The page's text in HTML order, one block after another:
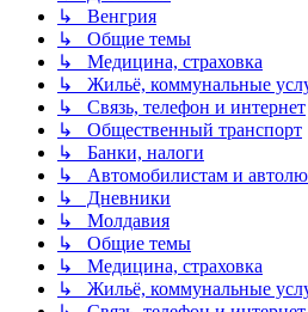
↳ Венгрия
↳ Общие темы
↳ Медицина, страховка
↳ Жильё, коммунальные
↳ Связь, телефон и интернет
↳ Общественный транспорт
↳ Банки, налоги
↳ Автомобилистам и
↳ Дневники
↳ Молдавия
↳ Общие темы
↳ Медицина, страховка
↳ Жильё, коммунальные